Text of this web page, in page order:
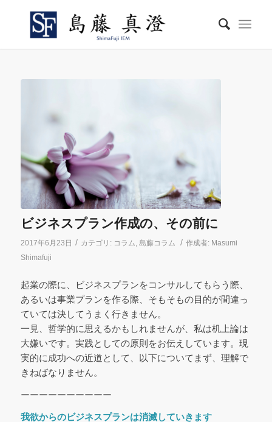
ビジネスプラン作成の、その前に
2017年6月23日 / カテゴリ: コラム, 島藤コラム / 作成者: Masumi
Shimafuji
起業の際に、ビジネスプランをコンサルしてもらう際、
あるいは事業プランを作る際、そもそもの目的が間違っ
ていては決してうまく行きません。
一見、哲学的に思えるかもしれませんが、私は机上論は
大嫌いです。実践としての原則をお伝えしています。現
実的に成功への近道として、以下についてまず、理解で
きねばなりません。
ーーーーーーーーーー
我欲からのビジネスプランは消滅していきます